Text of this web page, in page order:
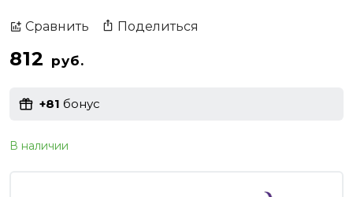
Сравнить Поделиться
812 руб.
+81 бонус
В наличии